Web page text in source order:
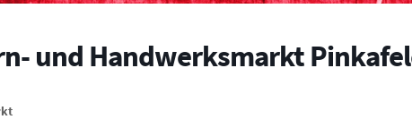
und Handwerksmarkt